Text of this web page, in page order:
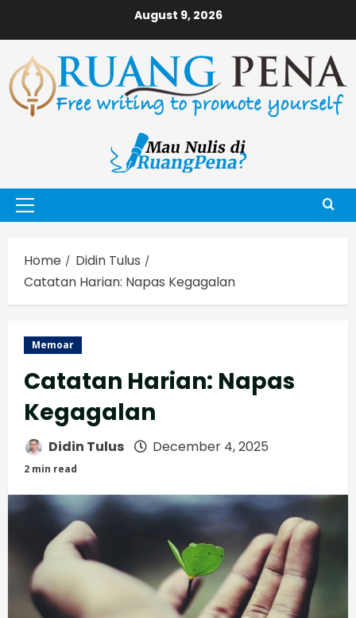
content
August 9, 2026
Primary
Home
Didin Tulus
Catatan Harian: Napas Kegagalan
Memoar
Catatan Harian: Napas
Kegagalan
Didin Tulus December 4, 2025
2 min read